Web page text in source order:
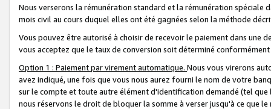
Nous verserons la rémunération standard et la rémunération spéciale
mois civil au cours duquel elles ont été gagnées selon la méthode
Vous pouvez être autorisé à choisir de recevoir le paiement dans une
vous acceptez que le taux de conversion soit déterminé
Option 1 : Paiement par virement automatique. Nous vous virerons
avez indiqué, une fois que vous nous aurez fourni le nom de votre
sur le compte et toute autre élément d'identification demandé (tel que
nous réservons le droit de bloquer la somme à verser jusqu'à ce que